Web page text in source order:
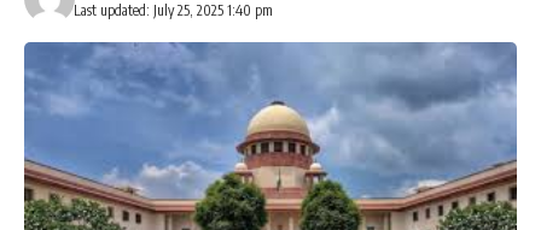
Last updated: July 25, 2025 1:40 pm